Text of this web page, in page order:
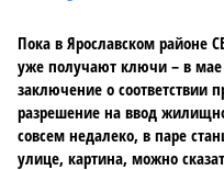
Пока в Ярославском районе
уже получают ключи – в
заключение о соответствии
разрешение на ввод
совсем недалеко, в паре
улице, картина, можно